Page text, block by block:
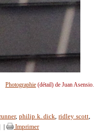
Photographie(détail) de Juan Asensio.
, philip k. dick,ridley scott,
Imprimer